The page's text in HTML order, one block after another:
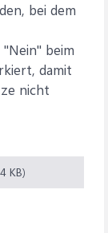
bei dem
beim
damit
nicht
KB)